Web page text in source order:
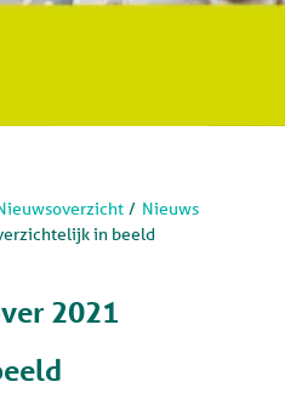
Nieuws
in beeld
2021